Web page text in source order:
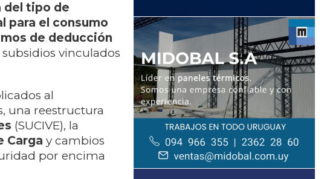
del tipo de
para el consumo
de deducción
vinculados
al
una reestructura
(SUCIVE), la
Carga y cambios
por encima